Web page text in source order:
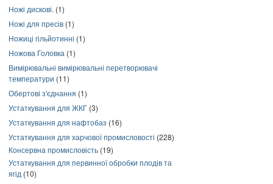
Ножі дискові. (1)
Ножі для пресів (1)
Ножиці гільйотинні (1)
Ножова Головка (1)
Вимірювальні вимірювальні перетворювачі
температури (11)
Обертові з'єднання (1)
Устаткування для ЖКГ (3)
Устаткування для нафтобаз (16)
Устаткування для харчової промисловості (228)
Консервна промисловість (19)
Устаткування для первинної обробки плодів та
ягід (10)